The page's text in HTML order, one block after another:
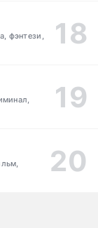
фэнтези,